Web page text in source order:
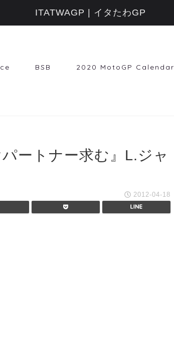
BSB 2020 MotoGP Calendar
ートナー求む』L.ジャ
2012-04-18
ITATWAGP | イタたわGP